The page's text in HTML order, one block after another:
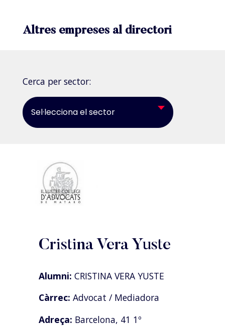
Altres empreses al directori
Cerca per sector:
Sel·lecciona el sector
Cristina Vera Yuste
Alumni: CRISTINA VERA YUSTE
Càrrec: Advocat / Mediadora
Adreça: Barcelona, 41 1º